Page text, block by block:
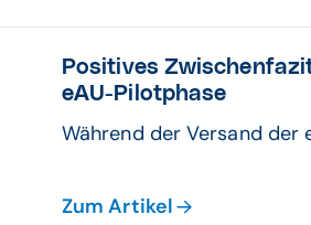
Positives
eAU-Pilotphase
Während der Versand der
Zum Artikel